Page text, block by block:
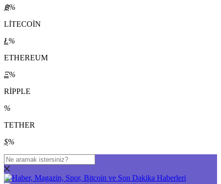
฿%
LİTECOİN
Ł%
ETHEREUM
Ξ%
RİPPLE
%
TETHER
$%